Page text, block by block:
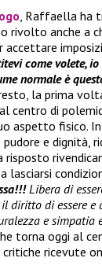
, Raffaella ha
rivolto anche a
accettare
come volete,
normale è
la prima
centro di
aspetto fisico.
e dignità,
risposto
lasciarsi
Libera di
diritto di essere e
e simpatia
torna oggi al
ricevute